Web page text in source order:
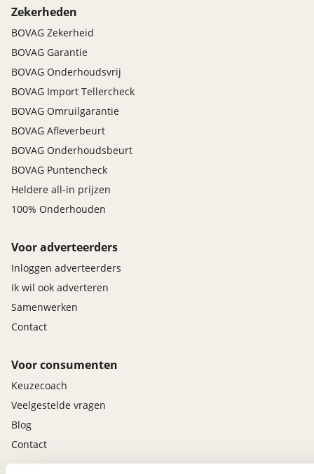
Zekerheden
BOVAG Zekerheid
BOVAG Garantie
BOVAG Onderhoudsvrij
BOVAG Import Tellercheck
BOVAG Omruilgarantie
BOVAG Afleverbeurt
BOVAG Onderhoudsbeurt
BOVAG Puntencheck
Heldere all-in prijzen
100% Onderhouden
Voor adverteerders
Inloggen adverteerders
Ik wil ook adverteren
Samenwerken
Contact
Voor consumenten
Keuzecoach
Veelgestelde vragen
Blog
Contact